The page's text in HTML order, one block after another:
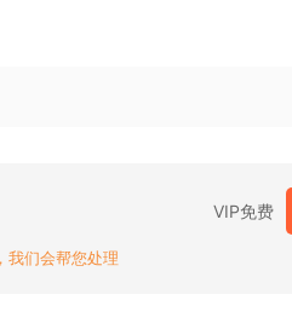
VIP免费
我们会帮您处理